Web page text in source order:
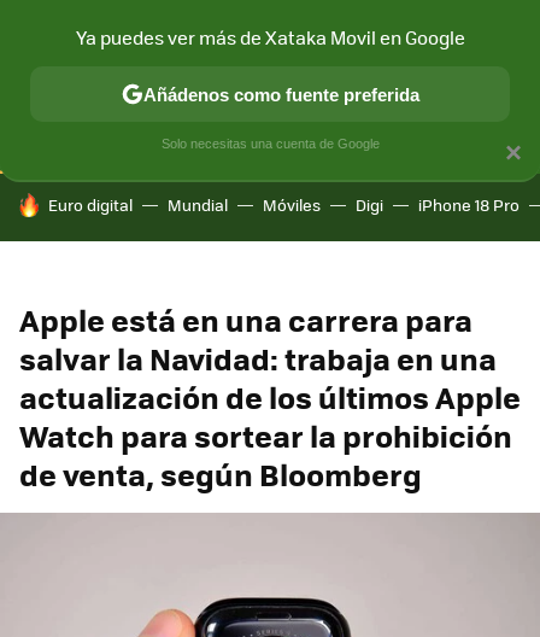
CONECTIVIDAD MÓVIL Y SOCIEDAD APLICACIONES
HOY SE HABLA DE
Euro digital Mundial Móviles Digi iPhone 18 Pro
Apple está en una carrera para
salvar la Navidad: trabaja en una
actualización de los últimos Apple
Watch para sortear la prohibición
de venta, según Bloomberg
×
Ya puedes ver más de Xataka Movil en Google
Añádenos como fuente preferida
Solo necesitas una cuenta de Google